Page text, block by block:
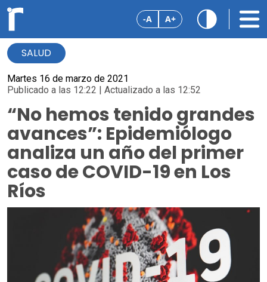
-A A+
SALUD
Martes 16 de marzo de 2021
Publicado a las 12:22 | Actualizado a las 12:52
“No hemos tenido grandes
avances”: Epidemiólogo
analiza un año del primer
caso de COVID-19 en Los
Ríos